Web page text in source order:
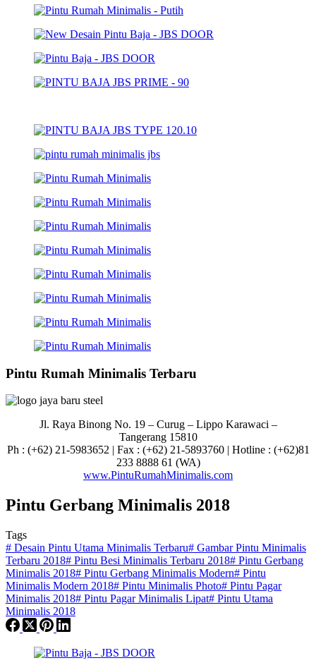
Pintu Rumah Minimalis Terbaru
Jl. Raya Binong No. 19 – Curug – Lippo Karawaci –
Tangerang 15810
Ph : (+62) 21-5983652 | Fax : (+62) 21-5893760 | Hotline : (+62)81
233 8888 61 (WA)
www.PintuRumahMinimalis.com
Pintu Gerbang Minimalis 2018
Tags
# Desain Pintu Utama Minimalis Terbaru# Gambar Pintu Minimalis
Terbaru 2018# Pintu Besi Minimalis Terbaru 2018# Pintu Gerbang
Minimalis 2018# Pintu Gerbang Minimalis Modern# Pintu
Minimalis Modern 2018# Pintu Minimalis Photo# Pintu Pagar
Minimalis 2018# Pintu Pagar Minimalis Lipat# Pintu Utama
Minimalis 2018